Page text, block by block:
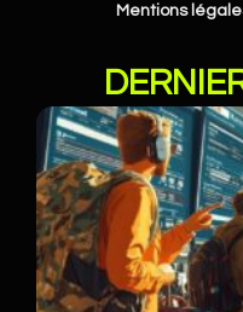
Mentions